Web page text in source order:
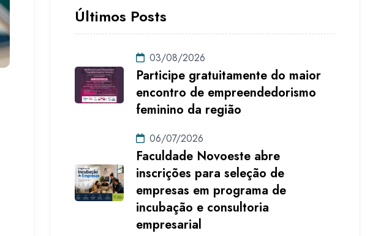
Últimos Posts
03/08/2026
Participe gratuitamente do maior
encontro de empreendedorismo
feminino da região
06/07/2026
Faculdade Novoeste abre
inscrições para seleção de
empresas em programa de
incubação e consultoria
empresarial